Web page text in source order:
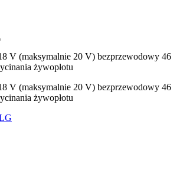
V (maksymalnie 20 V) bezprzewodowy 46
żywopłotu
V (maksymalnie 20 V) bezprzewodowy 46
żywopłotu